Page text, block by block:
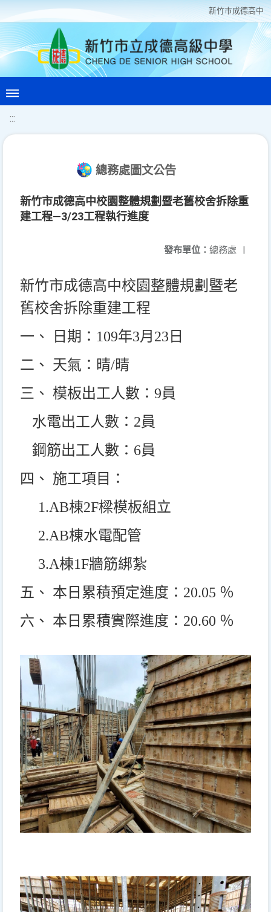
新竹巿成德高中
:::
總務處圖文公告
新竹市成德高中校園整體規劃暨老舊校舍拆除重
建工程—3/23工程執行進度
發布單位： 總務處 |
新竹市成德高中校園整體規劃暨老
舊校舍拆除重建工程
一、 日期：109年3月23日
二、 天氣：晴/晴
三、 模板出工人數：9員
水電出工人數：2員
鋼筋出工人數：6員
四、 施工項目：
1.AB棟2F樑模板組立
2.AB棟水電配管
3.A棟1F牆筋綁紮
五、 本日累積預定進度：20.05 ％
六、 本日累積實際進度：20.60 ％